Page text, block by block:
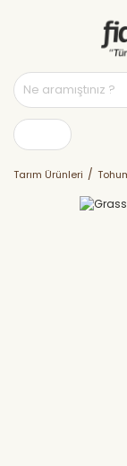
Tarım Ürünleri